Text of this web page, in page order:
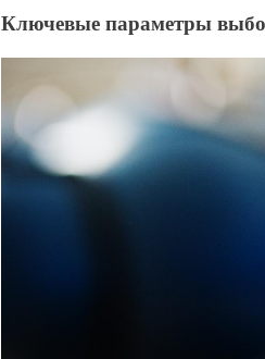
Ключевые параметры